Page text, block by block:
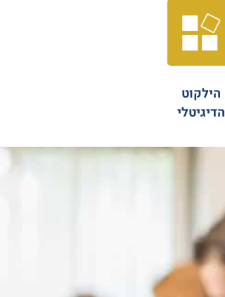
הילקוט
הדיגיטלי